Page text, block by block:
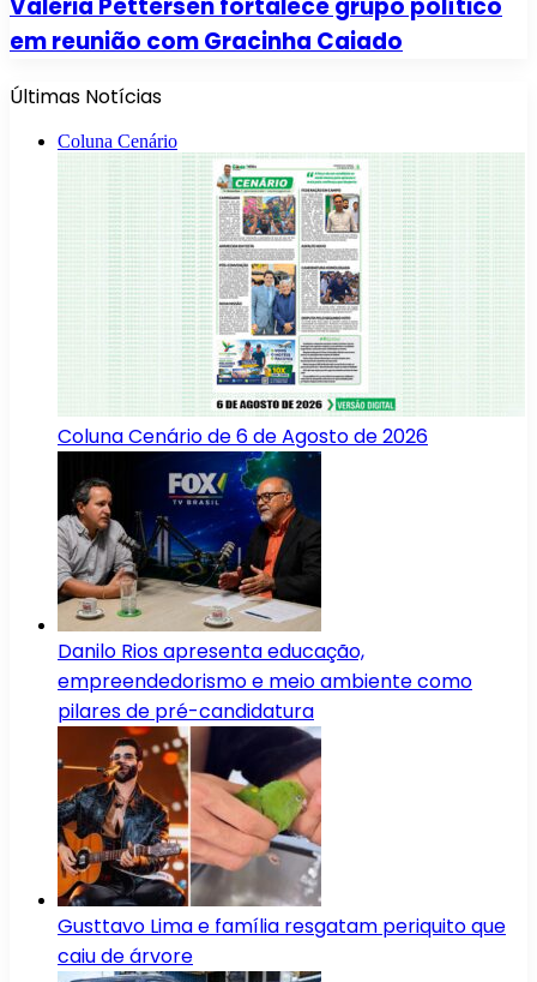
Valéria Pettersen fortalece grupo político
em reunião com Gracinha Caiado
Últimas Notícias
Coluna Cenário
Coluna Cenário de 6 de Agosto de 2026
Danilo Rios apresenta educação,
empreendedorismo e meio ambiente como
pilares de pré-candidatura
Gusttavo Lima e família resgatam periquito que
caiu de árvore